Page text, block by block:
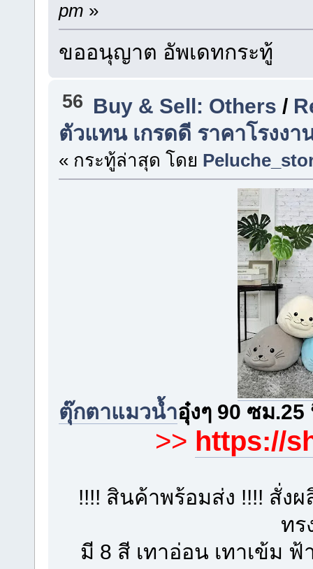
pm »
ขออนุญาต อัพเดทกระทู้
56 Buy & Sell: Others /
ตัวแทน เกรดดี ราคาโรงง
« กระทู้ล่าสุด โดย
ตุ๊กตาแมวน้ำอุ๋งๆ 90 ซม
>> https://
!!!! สินค้าพร้อมส่ง !!!! สั่ง
ทร
มี 8 สี เทาอ่อน เทาเข้ม